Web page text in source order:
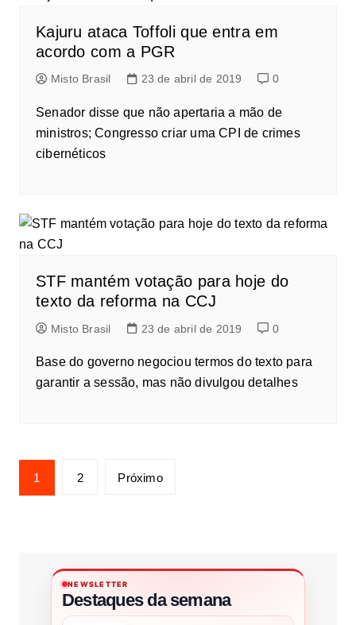
Kajuru ataca Toffoli que entra em
acordo com a PGR
Misto Brasil 23 de abril de 2019 0
Senador disse que não apertaria a mão de
ministros; Congresso criar uma CPI de crimes
cibernéticos
STF mantém votação para hoje do
texto da reforma na CCJ
Misto Brasil 23 de abril de 2019 0
Base do governo negociou termos do texto para
garantir a sessão, mas não divulgou detalhes
1 2 Próximo
NEWSLETTER
Destaques da semana